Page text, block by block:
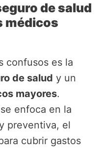
de salud
médicos
confusos es la
de salud y un
mayores.
enfoca en la
preventiva, el
cubrir gastos